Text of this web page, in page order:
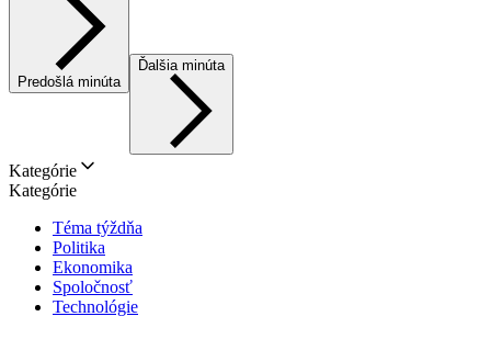
Predošlá minúta
Ďalšia minúta
Kategórie
Kategórie
Téma týždňa
Politika
Ekonomika
Spoločnosť
Technológie